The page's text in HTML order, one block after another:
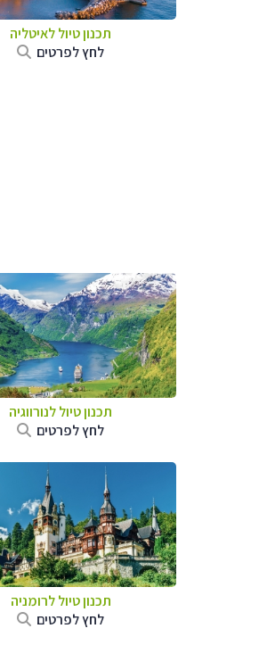
תכנון טיול לאיטליה
לחץ לפרטים
תכנון טיול לנורווגיה
לחץ לפרטים
תכנון טיול לרומניה
לחץ לפרטים